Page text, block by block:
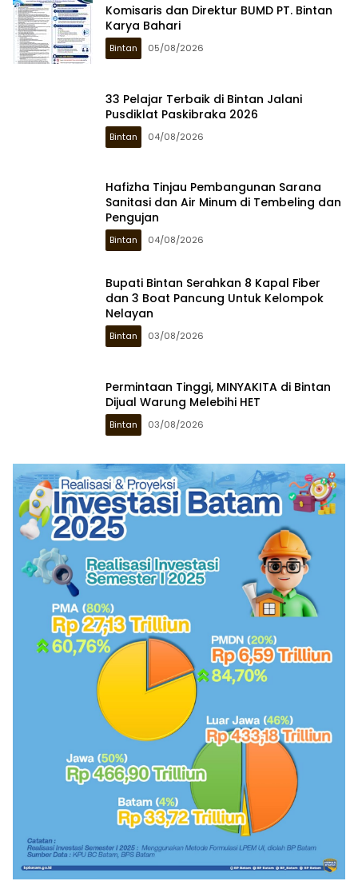
Komisaris dan Direktur BUMD PT. Bintan
Karya Bahari
Bintan 05/08/2026
33 Pelajar Terbaik di Bintan Jalani
Pusdiklat Paskibraka 2026
Bintan 04/08/2026
Hafizha Tinjau Pembangunan Sarana
Sanitasi dan Air Minum di Tembeling dan
Pengujan
Bintan 04/08/2026
Bupati Bintan Serahkan 8 Kapal Fiber
dan 3 Boat Pancung Untuk Kelompok
Nelayan
Bintan 03/08/2026
Permintaan Tinggi, MINYAKITA di Bintan
Dijual Warung Melebihi HET
Bintan 03/08/2026